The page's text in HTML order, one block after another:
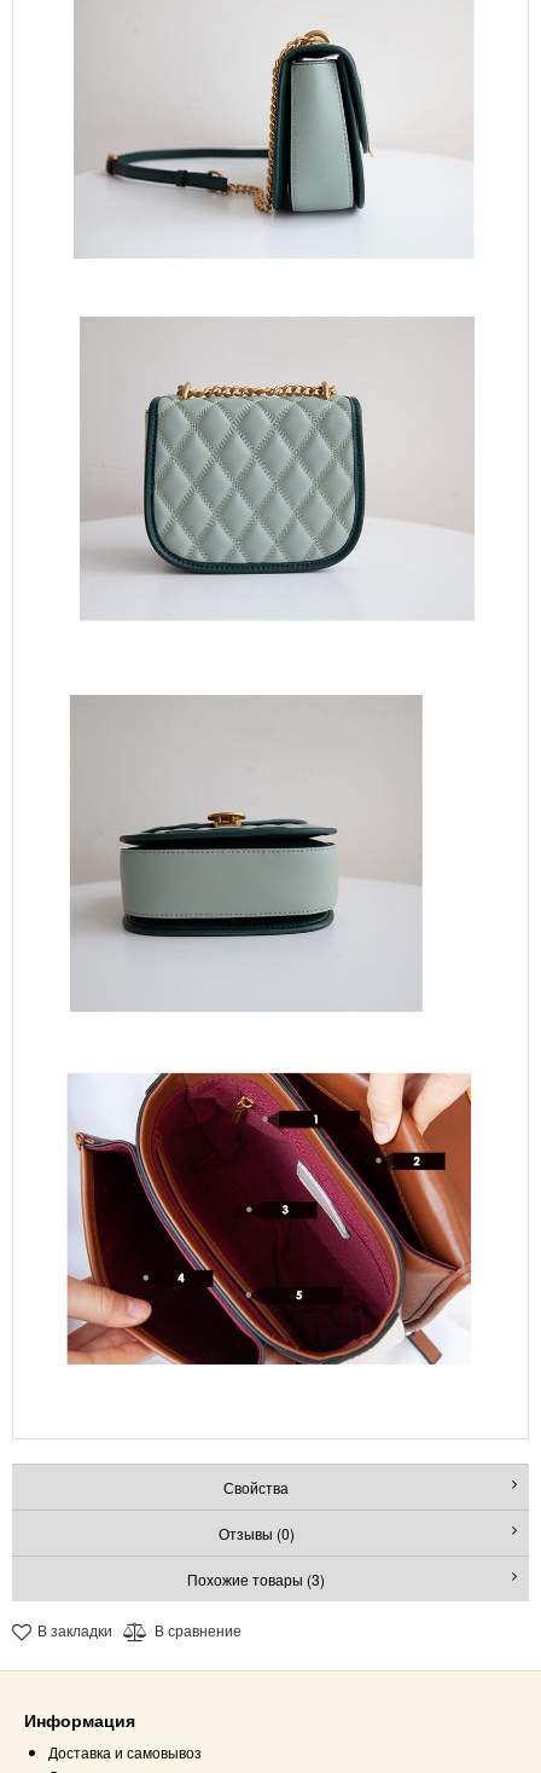
Свойства
Отзывы (0)
Похожие товары (3)
В закладки В сравнение
Информация
Доставка и самовывоз